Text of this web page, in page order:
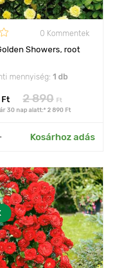
0 Kommentek
Showers, root
mennyiség: 1 db
Ft 2 890 Ft
30 nap alatt:* 2 890 Ft
Kosárhoz adás